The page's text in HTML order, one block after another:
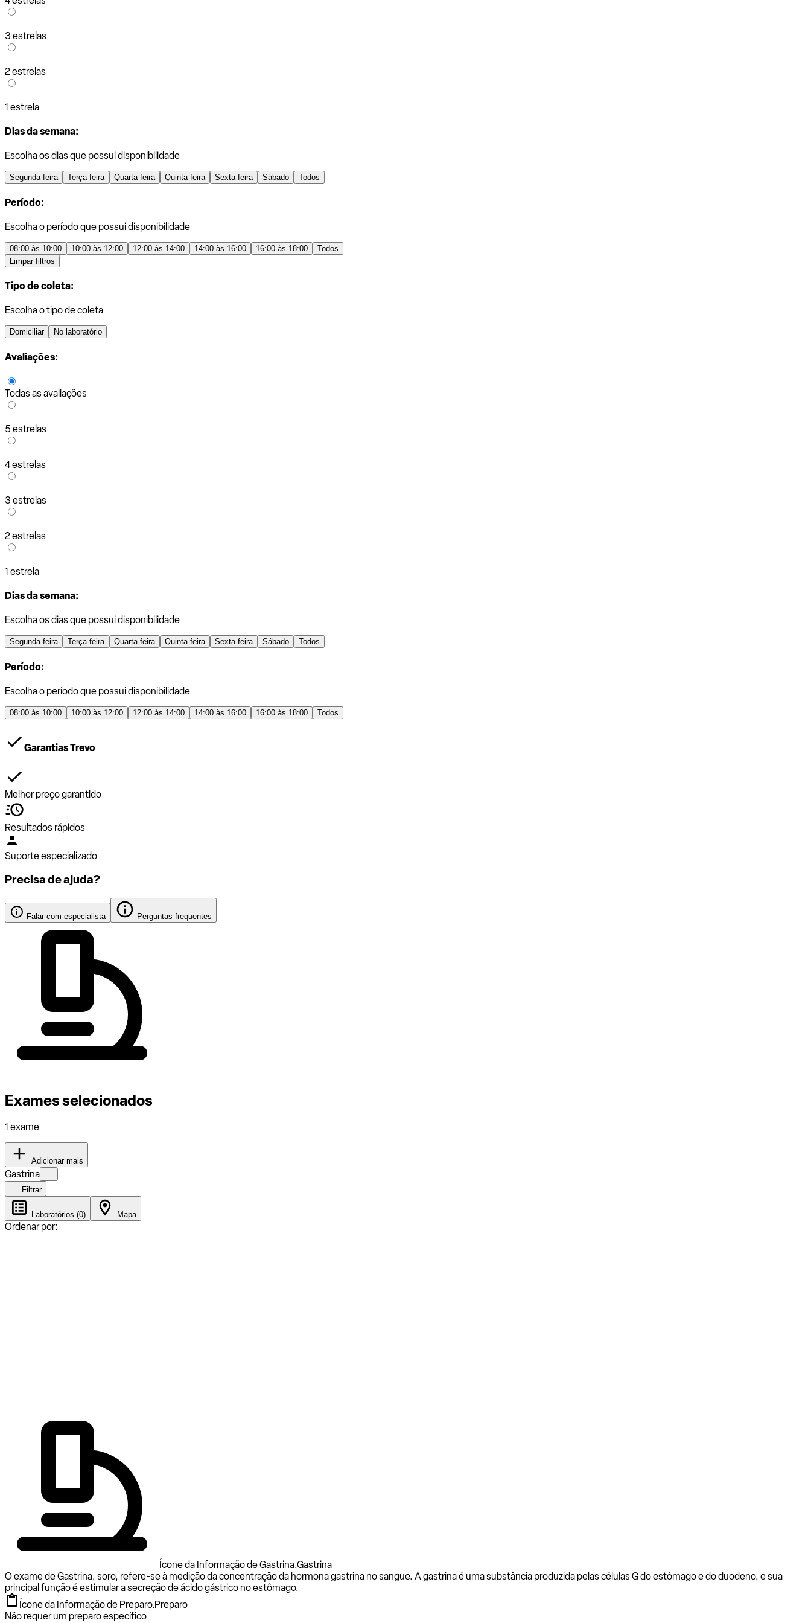
3 estrelas
2 estrelas
1 estrela
Dias da semana:
Escolha os dias que possui disponibilidade
Segunda-feira Terça-feira Quarta-feira Quinta-feira Sexta-feira Sábado Todos
Período:
Escolha o período que possui disponibilidade
08:00 às 10:00 10:00 às 12:00 12:00 às 14:00 14:00 às 16:00 16:00 às 18:00
Todos
Limpar filtros
Tipo de coleta:
Escolha o tipo de coleta
Domiciliar No laboratório
Avaliações:
Todas as avaliações
5 estrelas
4 estrelas
3 estrelas
2 estrelas
1 estrela
Dias da semana:
Escolha os dias que possui disponibilidade
Segunda-feira Terça-feira Quarta-feira Quinta-feira Sexta-feira Sábado Todos
Período:
Escolha o período que possui disponibilidade
08:00 às 10:00 10:00 às 12:00 12:00 às 14:00 14:00 às 16:00 16:00 às 18:00 Todos
Garantias Trevo
Melhor preço garantido
Resultados rápidos
Suporte especializado
Precisa de ajuda?
Falar com especialista Perguntas frequentes
Exames selecionados
1 exame
Adicionar mais
Gastrina
Filtrar
Laboratórios (0) Mapa
Ordenar por:
Ícone da Informação de Gastrina.Gastrina
O exame de Gastrina, soro, refere-se à medição da concentração da hormona gastrina no sangue. A gastrina é uma substância produzida pelas células G do estômago e do duodeno, e sua
principal função é estimular a secreção de ácido gástrico no estômago.
Ícone da Informação de Preparo.Preparo
Não requer um preparo específico